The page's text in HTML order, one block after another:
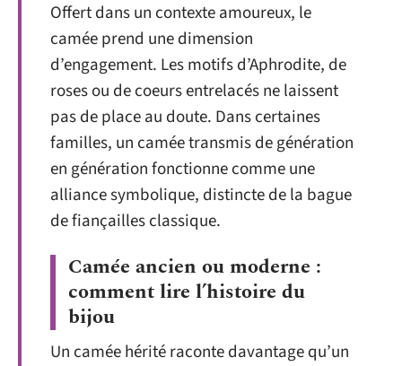
Offert dans un contexte amoureux, le
camée prend une dimension
d’engagement. Les motifs d’Aphrodite, de
roses ou de coeurs entrelacés ne laissent
pas de place au doute. Dans certaines
familles, un camée transmis de génération
en génération fonctionne comme une
alliance symbolique, distincte de la bague
de fiançailles classique.
Camée ancien ou moderne :
comment lire l’histoire du
bijou
Un camée hérité raconte davantage qu’un